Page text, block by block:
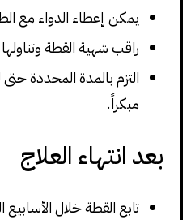
يمكن إعطاء الدواء مع
راقب شهية القطة
التزم بالمدة المحددة
مبكراً.
بعد انتهاء العلاج
تابع القطة خلال الأسابيع